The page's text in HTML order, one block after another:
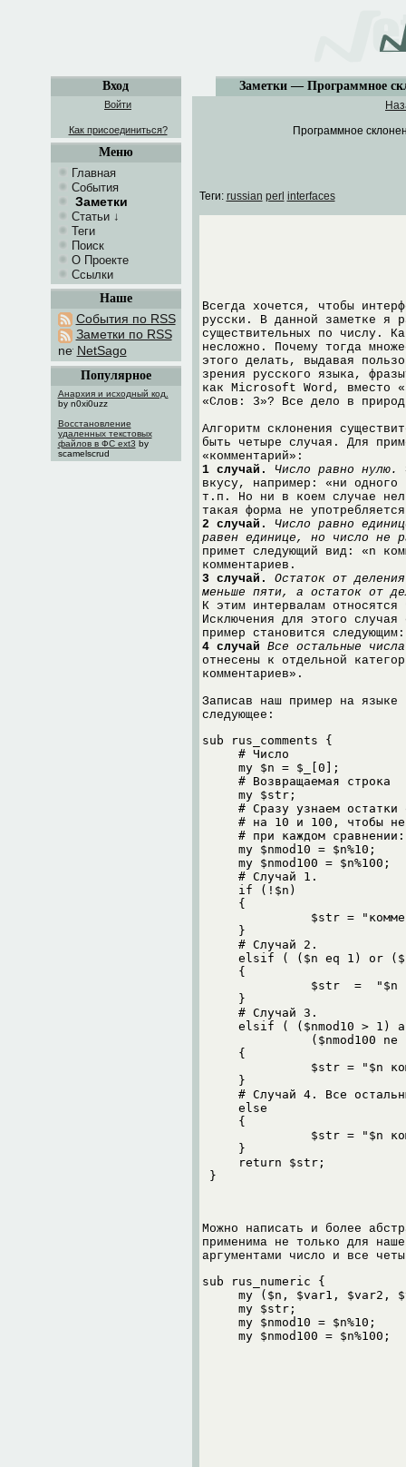
Вход
Войти
Как присоединиться?
Меню
Главная
События
Заметки
Статьи ↓
Теги
Поиск
О Проекте
Ссылки
Наше
События по RSS
Заметки по RSS
NetSago
Популярное
Анархия и исходный код.
by n0xi0uzz
Восстановление
удаленных текстовых
файлов в ФС ext3 by
scamelscrud
Заметки — Программное
Программное
Теги: russian perl interfaces
Всегда хочется, чтобы
русски. В данной заметке я
существительных по числу.
несложно. Почему тогда
этого делать, выдавая
зрения русского языка,
как Microsoft Word, вместо
«Слов: 3»? Все дело в
Алгоритм склонения
быть четыре случая. Для
«комментарий»:
1 случай.
Число равно нулю.
вкусу, например: «ни одного
т.п. Но ни в коем случае
такая форма не
2 случай.
Число равно
равен единице, но число не
примет следующий вид: «n
комментариев.
3 случай.
Остаток от
меньше пяти, а остаток от
К этим интервалам
Исключения для этого
пример становится
4 случай Все остальные числа
отнесены к отдельной
комментариев».
Записав наш пример на
следующее:
sub rus_comments {
     # Число
     my $n = $_[0];
     # Возвращаемая строка
     my $str;
# Сразу узнаем остатки
# на 10 и 100, чтобы
     # при каждом сравнении:
     my $nmod10 = $n%10;
     my $nmod100 = $n%100;
     # Случай 1.
     if (!$n)
     {
$str =
     }
     # Случай 2.
elsif ( ($n eq 1) or
     {
$str  =  "$n
     }
     # Случай 3.
elsif ( ($nmod10 > 1)
($nmod100 ne
     {
$str = "$n
     }
# Случай 4. Все
     else
     {
$str = "$n
     }
     return $str;
}
Можно написать и более
применима не только для
аргументами число и все
sub rus_numeric {
my ($n, $var1, $var2,
     my $str;
     my $nmod10 = $n%10;
     my $nmod100 = $n%100;